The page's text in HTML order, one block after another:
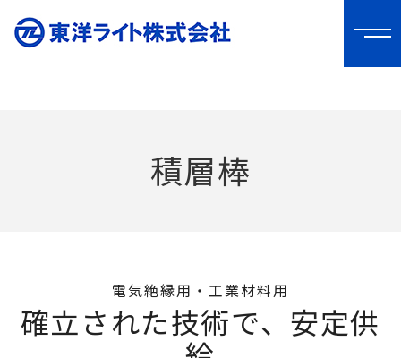
積層棒
確立された技術で、安定供
電気絶縁用・工業材料用